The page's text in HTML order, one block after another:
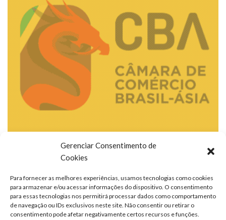
Gerenciar Consentimento de
Cookies
Para fornecer as melhores experiências, usamos tecnologias como cookies
para armazenar e/ou acessar informações do dispositivo. O consentimento
para essas tecnologias nos permitirá processar dados como comportamento
de navegação ou IDs exclusivos neste site. Não consentir ou retirar o
consentimento pode afetar negativamente certos recursos e funções.